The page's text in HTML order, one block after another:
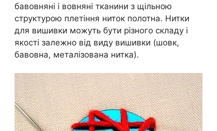
бавовняні і вовняні тканини з щільною
структурою плетіння ниток полотна. Нитки
для вишивки можуть бути різного складу і
якості залежно від виду вишивки (шовк,
бавовна, металізована нитка).